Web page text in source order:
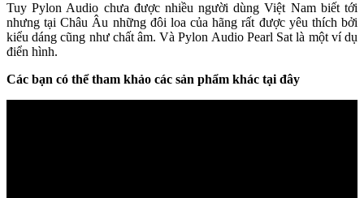
Tuy Pylon Audio chưa được nhiều người dùng Việt Nam biết tới
nhưng tại Châu Âu những đôi loa của hãng rất được yêu thích bởi
kiểu dáng cũng như chất âm. Và Pylon Audio Pearl Sat là một ví dụ
điển hình.
Các bạn có thể tham khảo các sản phẩm khác tại đây